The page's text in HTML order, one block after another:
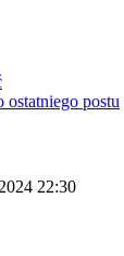
22:30